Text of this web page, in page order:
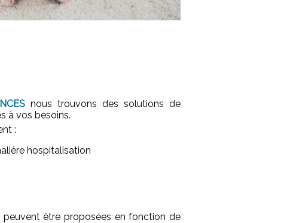
nous trouvons des solutions de
à vos besoins.
:
hospitalisation
peuvent être proposées en fonction de